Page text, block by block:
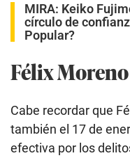
MIRA: Keiko
círculo de
Popular?
Félix
Cabe recordar que
también el 17 de
efectiva por los